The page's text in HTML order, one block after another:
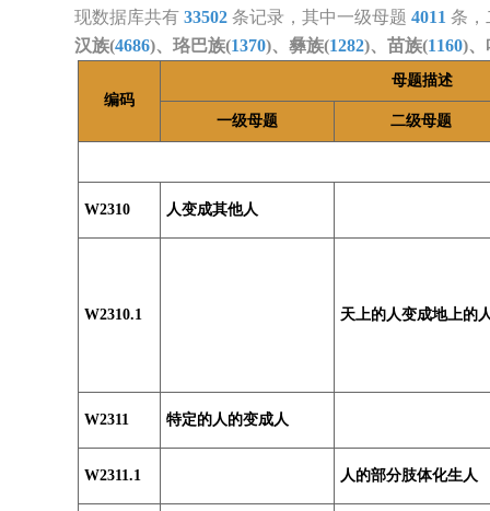
现数据库共有 33502 条记录，其中一级母题 4011 条
汉族(4686)、珞巴族(1370)、彝族(1282)、苗族(1160)、
编码
母题描述
一级母题 二级母题
W2310 人变成其他人
W2310.1 天上的人变成地上的
W2311 特定的人的变成人
W2311.1 人的部分肢体化生人